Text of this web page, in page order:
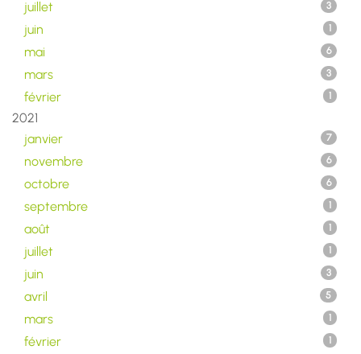
juillet 3
juin 1
mai 6
mars 3
février 1
2021
janvier
7
novembre 6
octobre 6
septembre 1
août 1
juillet 1
juin 3
avril 5
mars 1
février 1